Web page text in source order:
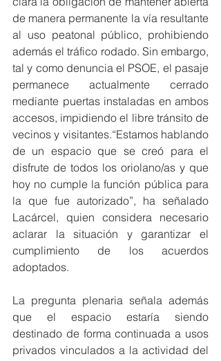
de manera permanente la vía resultante
al uso peatonal público, prohibiendo
además el tráfico rodado. Sin embargo,
tal y como denuncia el PSOE, el pasaje
permanece actualmente cerrado
mediante puertas instaladas en ambos
accesos, impidiendo el libre tránsito de
vecinos y visitantes.“Estamos hablando
de un espacio que se creó para el
disfrute de todos los oriolano/as y que
hoy no cumple la función pública para
la que fue autorizado”, ha señalado
Lacárcel, quien considera necesario
aclarar la situación y garantizar el
cumplimiento de los acuerdos
adoptados.
La pregunta plenaria señala además
que el espacio estaría siendo
destinado de forma continuada a usos
privados vinculados a la actividad del